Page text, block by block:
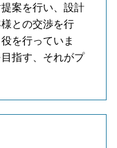
案を行い、設計
との交渉を行
を行っていま
指す、それがプ